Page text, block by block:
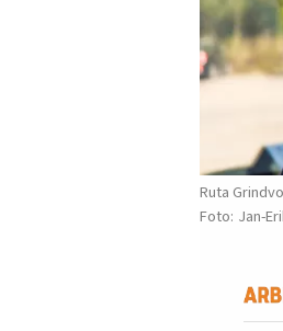
Ruta
Jan-